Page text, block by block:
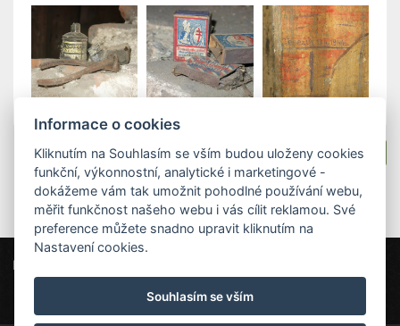
Zpět na pobytové balíčky
+420 775 885 990
Informace o cookies
Kliknutím na Souhlasím se vším budou uloženy cookies
funkční, výkonnostní, analytické i marketingové -
dokážeme vám tak umožnit pohodlné používání webu,
měřit funkčnost našeho webu i vás cílit reklamou. Své
preference můžete snadno upravit kliknutím na
Nastavení cookies.
Souhlasím se vším